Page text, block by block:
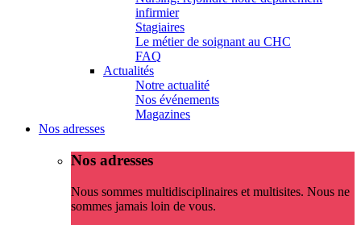
infirmier
Stagiaires
Le métier de soignant au CHC
FAQ
Actualités
Notre actualité
Nos événements
Magazines
Nos adresses
Nos adresses
Nous sommes multidisciplinaires et multisites. Nous ne
sommes jamais loin de vous.